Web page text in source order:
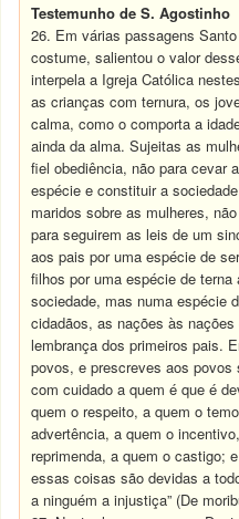
Testemunho de S. Agostinho
26. Em várias passagens
costume, salientou o valor
interpela a Igreja Católica
as crianças com ternura, os
calma, como o comporta a
ainda da alma. Sujeitas as
fiel obediência, não para cevar
espécie e constituir a
maridos sobre as mulheres,
para seguirem as leis de um
aos pais por uma espécie de
filhos por uma espécie de
sociedade, mas numa espécie
cidadãos, as nações às
lembrança dos primeiros pais.
povos, e prescreves aos
com cuidado a quem é que é
quem o respeito, a quem o
advertência, a quem o
reprimenda, a quem o castigo;
essas coisas são devidas a
a ninguém a injustiça” (De